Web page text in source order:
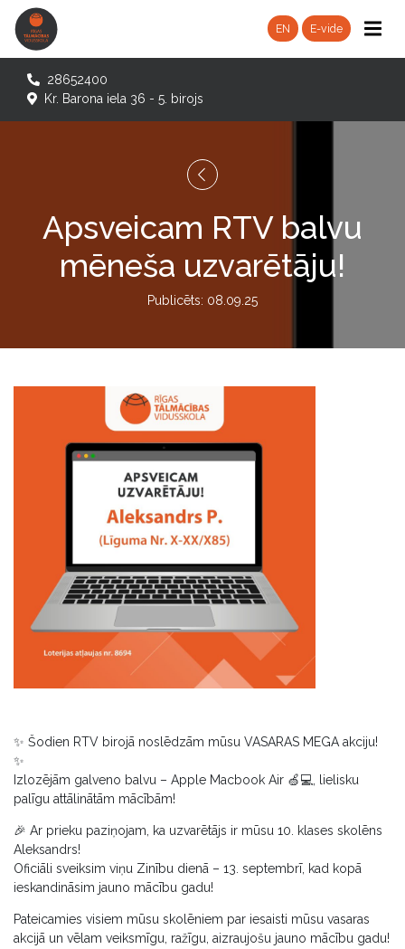
EN E-vide
28652400
Kr. Barona iela 36 - 5. birojs
Apsveicam RTV balvu
mēneša uzvarētāju!
Publicēts: 08.09.25
✨ Šodien RTV birojā noslēdzām mūsu VASARAS MEGA akciju!
✨
Izlozējām galveno balvu – Apple Macbook Air 🍏💻, lielisku
palīgu attālinātām mācībām!
🎉 Ar prieku paziņojam, ka uzvarētājs ir mūsu 10. klases skolēns
Aleksandrs!
Oficiāli sveiksim viņu Zinību dienā – 13. septembrī, kad kopā
ieskandināsim jauno mācību gadu!
Pateicamies visiem mūsu skolēniem par iesaisti mūsu vasaras
akcijā un vēlam veiksmīgu, ražīgu, aizraujošu jauno mācību gadu!